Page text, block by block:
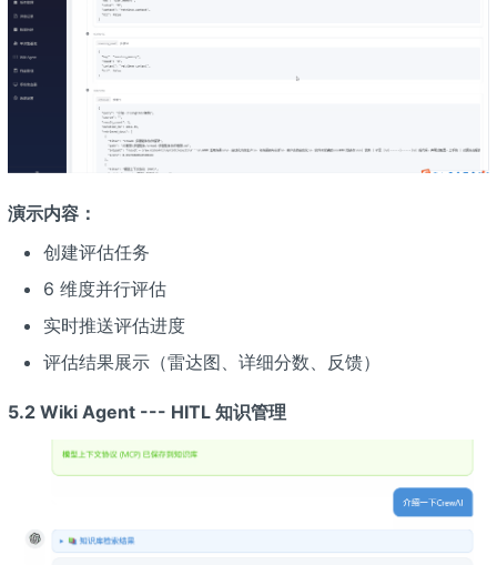
演示内容：
创建评估任务
6 维度并行评估
实时推送评估进度
评估结果展示（雷达图、详细分数、反馈）
5.2 Wiki Agent --- HITL 知识管理